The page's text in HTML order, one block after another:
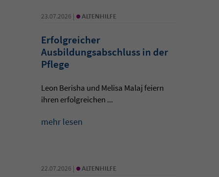
23.07.2026 | • ALTENHILFE
Erfolgreicher
Ausbildungsabschluss in der
Pflege
Leon Berisha und Melisa Malaj feiern
ihren erfolgreichen ...
mehr lesen
22.07.2026 | • ALTENHILFE